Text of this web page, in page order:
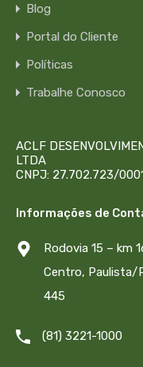
Blog
Portal do Cliente
Políticas
Trabalhe Conosco
ACLF
LTDA
CNPJ: 27.702.723/
Informações de
Rodovia 15 – km
Centro, Paulista/
445
(81) 3221-1000